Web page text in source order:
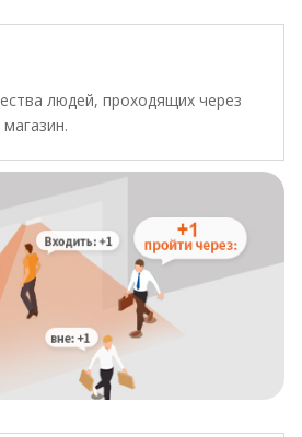
людей, проходящих через